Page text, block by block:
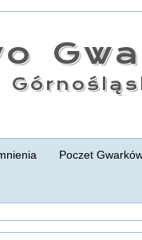
Poczet